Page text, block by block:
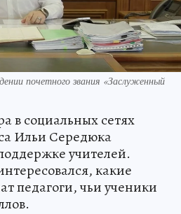
почетного звания «Заслуженный
в социальных сетях
Ильи Середюка
учителей.
какие
педагоги, чьи ученики